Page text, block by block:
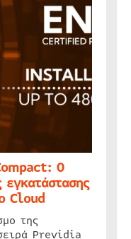
Ο
Cloud
της
Previdia